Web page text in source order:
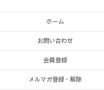
ホーム
お問い合わせ
会員登録
メルマガ登録・解除